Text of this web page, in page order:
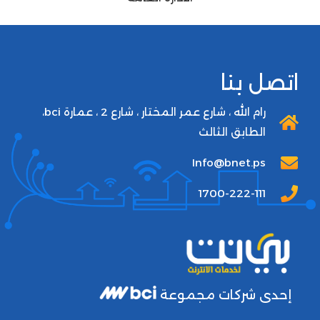
اتصل بنا
رام الله ، شارع عمر المختار ، شارع 2 ، عمارة bci،
الطابق الثالث
Info@bnet.ps
1700-222-111
إحدى شركات مجموعة